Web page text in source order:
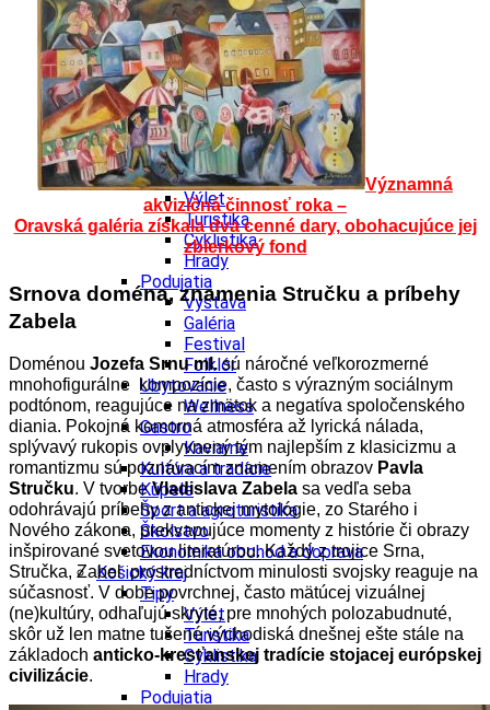
Wellness
Gastro
Kultúra a tradície
Kúpele
Šport a agroturistika
Školstvo
Ekonomika obchod a doprava
Banskobystrický kraj
Tipy
Výlet
Turistika
Cyklistika
Hrady
Podujatia
Výstava
Galéria
Festival
Folklór
Ubytovanie
Wellness
Gastro
Kaviarne
Kultúra a tradície
Kúpele
Šport a agroturistika
Školstvo
Ekonomika obchod a doprava
Košický kraj
Tipy
Výlet
Turistika
Cyklistika
Hrady
Podujatia
Významná
akvizičná činnosť roka –
Oravská galéria získala dva cenné dary, obohacujúce jej
zbierkový fond
Srnova doména, znamenia Stručku a príbehy
Zabela
Doménou Jozefa Srnu ml.sú náročné veľkorozmerné
mnohofigurálne kompozície, často s výrazným sociálnym
podtónom, reagujúce na zmätok a negatíva spoločenského
diania. Pokojná komorná atmosféra až lyrická nálada,
splývavý rukopis ovplyvnený tým najlepším z klasicizmu a
romantizmu sú poznávacím znamením obrazov Pavla
Stručku. V tvorbeVladislava Zabela sa vedľa seba
odohrávajú príbehy z antickej mytológie, zo Starého i
Nového zákona, prekvapujúce momenty z histórie či obrazy
inšpirované svetovou literatúrou.Každý z trojice Srna,
Stručka, Zabel prostredníctvom minulosti svojsky reaguje na
súčasnosť. V dobe povrchnej, často mätúcej vizuálnej
(ne)kultúry, odhaľujú skryté, pre mnohých polozabudnuté,
skôr už len matne tušené východiská dnešnej ešte stále na
základoch anticko-kresťanskej tradície stojacej európskej
civilizácie.